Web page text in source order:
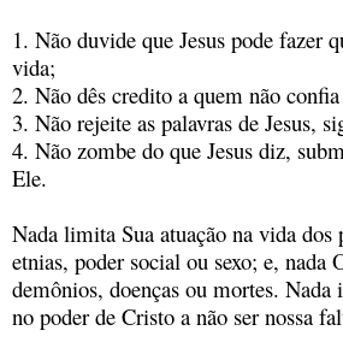
1. Não duvide que Jesus pode fazer
vida;
2. Não dês credito a quem não
3. Não rejeite as palavras de Jesus,
4. Não zombe do que Jesus diz,
Ele.
Nada limita Sua atuação na vida dos
etnias, poder social ou sexo; e, nada
demônios, doenças ou mortes. Nada
no poder de Cristo a não ser nossa